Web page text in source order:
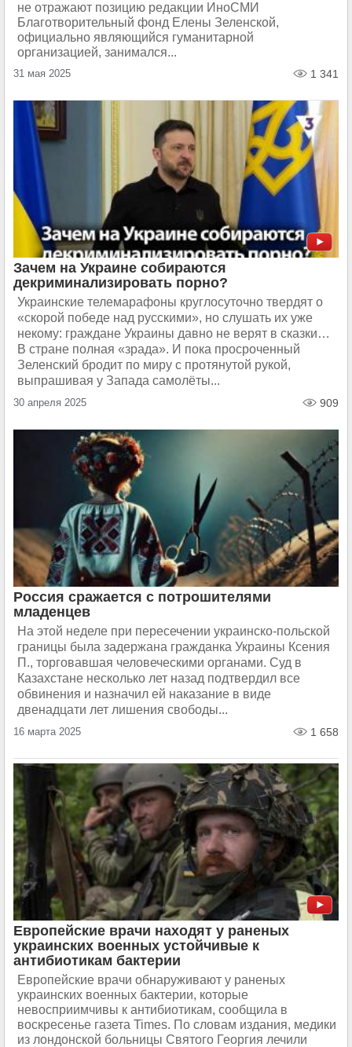
не отражают позицию редакции ИноСМИ
Благотворительный фонд Елены Зеленской,
официально являющийся гуманитарной
организацией, занимался...
31 мая 2025 1 341
Зачем на Украине собираются
декриминализировать порно?
Украинские телемарафоны круглосуточно твердят о
«скорой победе над русскими», но слушать их уже
некому: граждане Украины давно не верят в сказки…
В стране полная «зрада». И пока просроченный
Зеленский бродит по миру с протянутой рукой,
выпрашивая у Запада самолёты...
30 апреля 2025 909
Россия сражается с потрошителями
младенцев
На этой неделе при пересечении украинско-польской
границы была задержана гражданка Украины Ксения
П., торговавшая человеческими органами. Суд в
Казахстане несколько лет назад подтвердил все
обвинения и назначил ей наказание в виде
двенадцати лет лишения свободы...
16 марта 2025 1 658
Европейские врачи находят у раненых
украинских военных устойчивые к
антибиотикам бактерии
Европейские врачи обнаруживают у раненых
украинских военных бактерии, которые
невосприимчивы к антибиотикам, сообщила в
воскресенье газета Times. По словам издания, медики
из лондонской больницы Святого Георгия лечили